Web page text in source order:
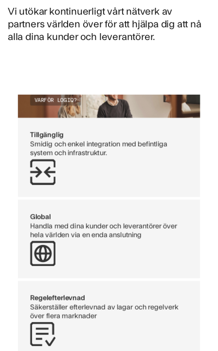
Vi utökar kontinuerligt vårt nätverk av
partners världen över för att hjälpa dig att nå
alla dina kunder och leverantörer.
VARFÖR LOGIQ?
Tillgänglig
Smidig och enkel integration med befintliga
system och infrastruktur.
Global
Handla med dina kunder och leverantörer över
hela världen via en enda anslutning
Regelefterlevnad
Säkerställer efterlevnad av lagar och regelverk
över flera marknader